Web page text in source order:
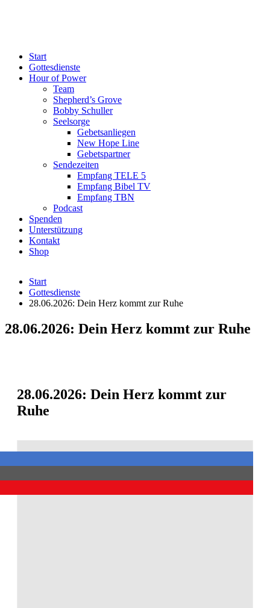
Start
Gottesdienste
Hour of Power
Team
Shepherd’s Grove
Bobby Schuller
Seelsorge
Gebetsanliegen
New Hope Line
Gebetspartner
Sendezeiten
Empfang TELE 5
Empfang Bibel TV
Empfang TBN
Podcast
Spenden
Unterstützung
Kontakt
Shop
Start
Gottesdienste
28.06.2026: Dein Herz kommt zur Ruhe
28.06.2026: Dein Herz kommt zur Ruhe
28.06.2026: Dein Herz kommt zur
Ruhe